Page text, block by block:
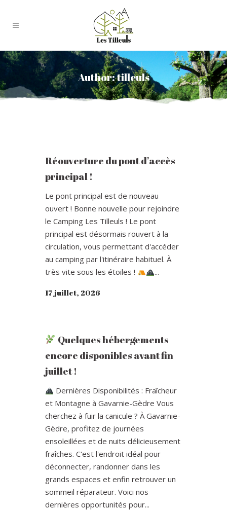
Author: tilleuls
Réouverture du pont d’accès
principal !
Le pont principal est de nouveau
ouvert ! Bonne nouvelle pour rejoindre
le Camping Les Tilleuls ! Le pont
principal est désormais rouvert à la
circulation, vous permettant d'accéder
au camping par l'itinéraire habituel. À
très vite sous les étoiles !
...
17 juillet, 2026
Quelques hébergements
encore disponibles avant fin
juillet !
Dernières Disponibilités : Fraîcheur
et Montagne à Gavarnie-Gèdre Vous
cherchez à fuir la canicule ? À Gavarnie-
Gèdre, profitez de journées
ensoleillées et de nuits délicieusement
fraîches. C'est l'endroit idéal pour
déconnecter, randonner dans les
grands espaces et enfin retrouver un
sommeil réparateur. Voici nos
dernières opportunités pour...